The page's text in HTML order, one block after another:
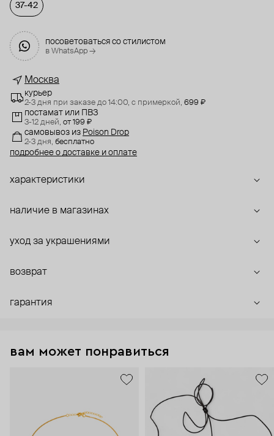
37-42
посоветоваться со стилистом
в WhatsApp →
Москва
курьер
2-3 дня при заказе до 14:00, с примеркой, 699 ₽
постамат или ПВЗ
3-12 дней, от 199 ₽
самовывоз из Poison Drop
2-3 дня, бесплатно
подробнее о доставке и оплате
характеристики
наличие в магазинах
уход за украшениями
возврат
гарантия
вам может понравиться